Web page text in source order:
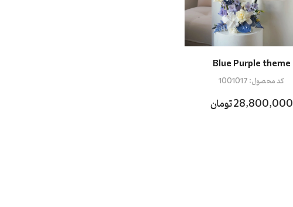
Blue Purple theme
28,800,000 تومان
کد محصول:1001017